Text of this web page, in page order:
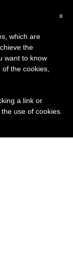
x
which are
the
want to know
the cookies,
a link or
use of cookies.